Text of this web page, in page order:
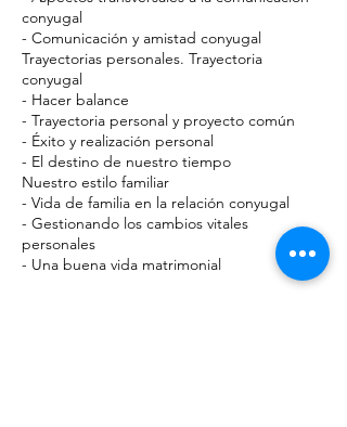
conyugal
- Comunicación y amistad conyugal
Trayectorias personales. Trayectoria
conyugal
- Hacer balance
- Trayectoria personal y proyecto común
- Éxito y realización personal
- El destino de nuestro tiempo
Nuestro estilo familiar
- Vida de familia en la relación conyugal
- Gestionando los cambios vitales
personales
- Una buena vida matrimonial